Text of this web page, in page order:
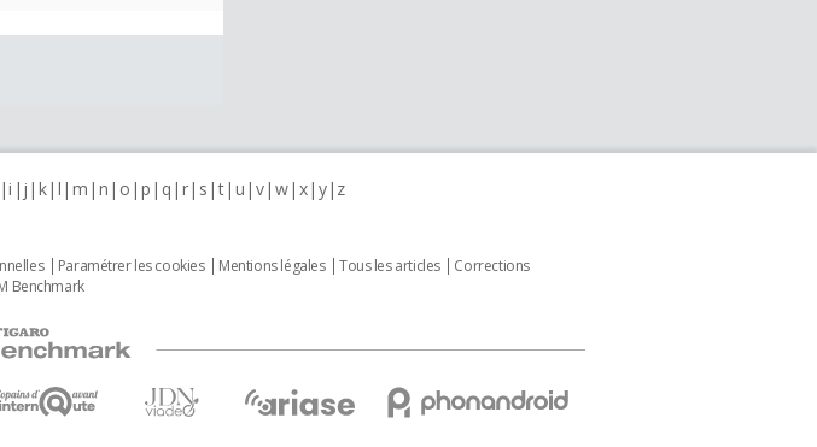
i j k l m n o p q r s t u v w x y z
Paramétrer les cookies Mentions légales Tous les articles
Corrections
Benchmark